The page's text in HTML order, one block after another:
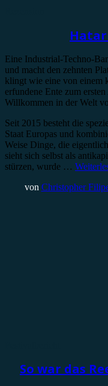
Eine Industrial-Techno-
und macht den zehnten
klingt wie eine von einem
erfundene Ente zum
Willkommen in der Welt
Seit 2015 besteht die
Staat Europas und
Weise Dinge, die
sieht sich selbst als
stürzen, wurde …
von Christopher
So war das